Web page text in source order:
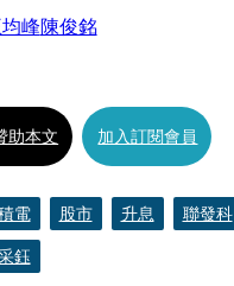
峰陳俊銘
助本文 加入訂閱會員
電 股市 升息 聯發科
鈺